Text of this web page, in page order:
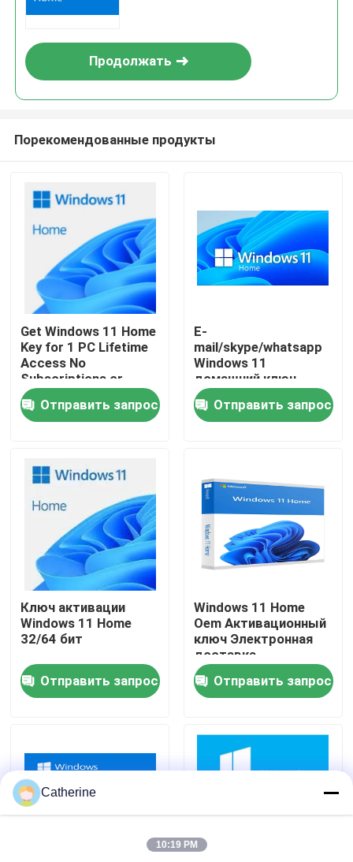
Домой
Видеозаписи
О нас
Контроль качества
Запросите цитату
Office 2024 Key Купить
положительная величина офиса 2021
Продолжать
Порекомендованные продукты
Get Windows 11 Home
Key for 1 PC Lifetime
Access No
Subscriptions or
Monthly Fees
Redesigned Interface
and Improved
Отправить запрос
E-
mail/skype/whatsapp
Windows 11
домашний ключ
программное
обеспечение с 7 дней
и 30 дней период
Отправить запрос
Ключ активации
Windows 11 Home
32/64 бит
Отправить запрос
Windows 11 Home
Oem Активационный
ключ Электронная
доставка
Отправить запрос
Catherine
10:19 PM